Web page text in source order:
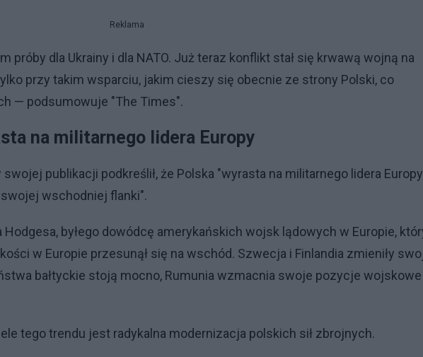
Reklama
próby dla Ukrainy i dla NATO. Już teraz konflikt stał się krwawą wojną na
przy takim wsparciu, jakim cieszy się obecnie ze strony Polski, co
— podsumowuje "The Times".
na militarnego lidera Europy
publikacji podkreślił, że Polska "wyrasta na militarnego lidera
wschodniej flanki".
Hodgesa, byłego dowódcę amerykańskich wojsk lądowych w Europie,
w Europie przesunął się na wschód. Szwecja i Finlandia zmieniły
bałtyckie stoją mocno, Rumunia wzmacnia swoje pozycje wojskowe
tego trendu jest radykalna modernizacja polskich sił zbrojnych.